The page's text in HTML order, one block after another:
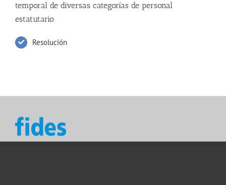
temporal de diversas categorías de personal
estatutario
Resolución